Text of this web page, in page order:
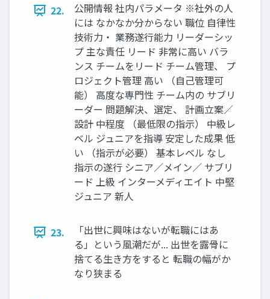
22.
公開情報 社内パラメータ ※社外の人
には なかなか分からない 職位 自律性
技術力・ 業務遂行能力 リーダーシッ
プ 主な責任 リード 非常に高い バラ
ンス チームをリード チーム管理、 プ
ロジェクト管理 高い （自己管理可
能） 高度な専門性 チーム内の サブリ
ーダー 問題解決、選定、 計画立案／
設計 中程度 （最低限の指示） 中級レ
ベル ジュニアを指導 安定した成果 低
い （指示が必要） 基本レベル なし
指示の遂行 シニア／メイン／ サブリ
ード 上級 インターメディエイト 中堅
ジュニア 新人
23.
「出世に興味はないが転職にはあ
る」という風潮だが... 出世を露骨に
捨てる生き方をすると 転職の幅がか
なり狭まる